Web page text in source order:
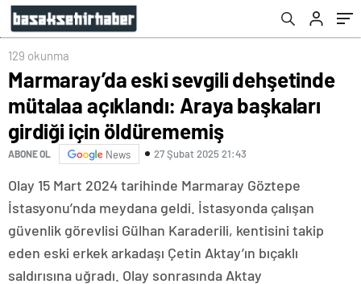
için öldürememiş
129 okunma
Marmaray’da eski sevgili dehşetinde
mütalaa açıklandı: Araya başkaları
girdiği için öldürememiş
ABONE OL News 27 Şubat 2025 21:43
Olay 15 Mart 2024 tarihinde Marmaray Göztepe
İstasyonu’nda meydana geldi. İstasyonda çalışan
güvenlik görevlisi Gülhan Karaderili, kentisini takip
eden eski erkek arkadaşı Çetin Aktay’ın bıçaklı
saldırısına uğradı. Olay sonrasında Aktay